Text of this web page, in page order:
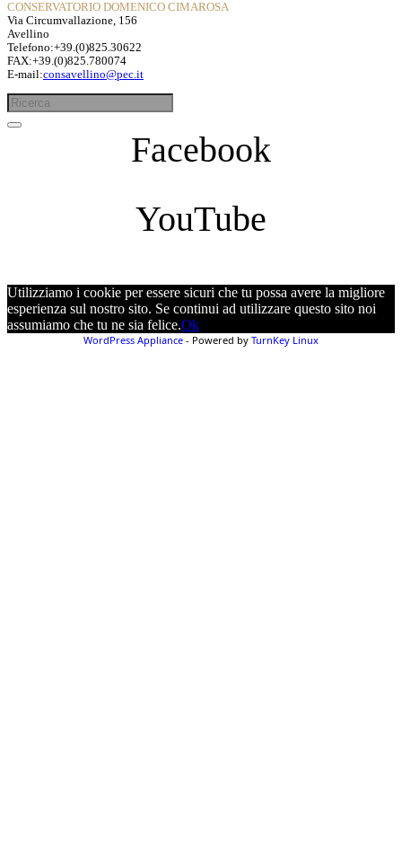
CONSERVATORIO DOMENICO CIMAROSA
Via Circumvallazione, 156
Avellino
Telefono:+39.(0)825.30622
FAX:+39.(0)825.780074
E-mail:consavellino@pec.it
Facebook
YouTube
Utilizziamo i cookie per essere sicuri che tu possa avere la migliore
esperienza sul nostro sito. Se continui ad utilizzare questo sito noi
assumiamo che tu ne sia felice.Ok
WordPress Appliance - Powered by TurnKey Linux